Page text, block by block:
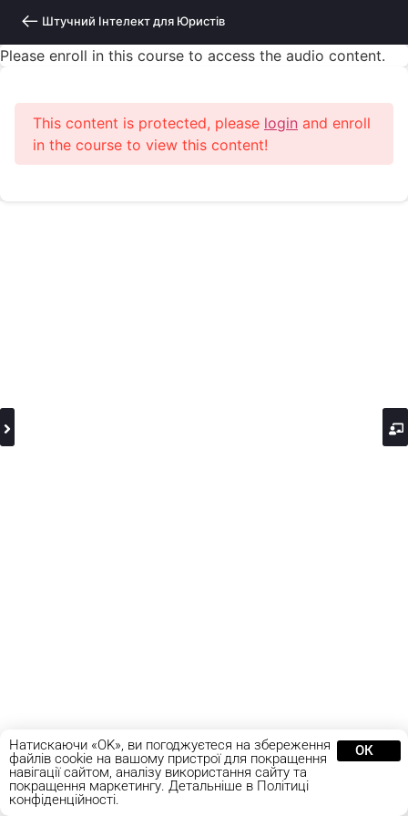
Штучний Інтелект для Юристів
Please enroll in this course to access the audio content.
This content is protected, please login and enroll
in the course to view this content!
Натискаючи «OK», ви погоджуєтеся на збереження
файлів cookie на вашому пристрої для покращення
навігації сайтом, аналізу використання сайту та
покращення маркетингу. Детальніше в Політиці
конфіденційності.
ОК